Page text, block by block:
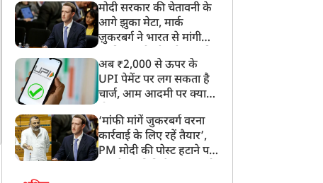
सदन को प्रभावित कर 25
करोड़ जनता के हितों के साथ
खिलवाड़ कर रहा विपक्षः CM
योगी
डेयरी कॉन्क्लेव-2026: दुग्ध
प्रथम, 2.25 लाख रोजगार
सृजित
मोदी सरकार की चेतावनी के
आगे झुका मेटा, मार्क
ज़ुकरबर्ग ने भारत से मांगी
अब ₹2,000 से ऊपर के
UPI पेमेंट पर लग सकता है
चार्ज, आम आदमी पर क्या
‘मांफी मांगें जुकरबर्ग वरना
कार्रवाई के लिए रहें तैयार’,
PM मोदी की पोस्ट हटाने पर